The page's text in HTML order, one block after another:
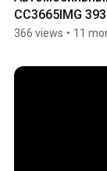
CC3665IMG
366 views • 11